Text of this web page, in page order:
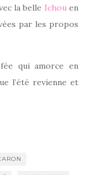
la belle Ichou en
par les propos
qui amorce en
l’été revienne et